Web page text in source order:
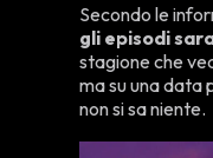
Secondo le
gli episodi
stagione che
ma su una data
non si sa niente.